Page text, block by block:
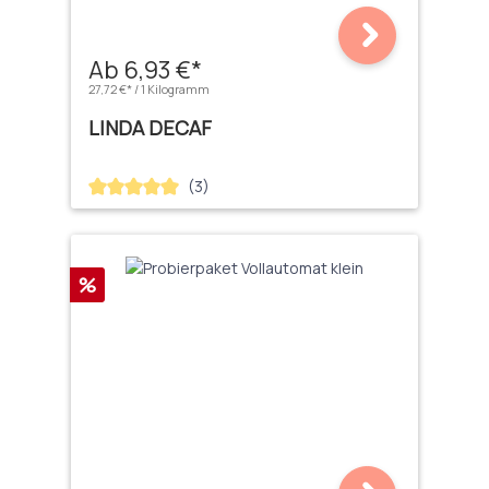
Ab 6,93 €*
27,72 €* / 1 Kilogramm
LINDA DECAF
Durchschnittliche Bewertung von 5 von 5 Sternen
(3)
Rabatt
%